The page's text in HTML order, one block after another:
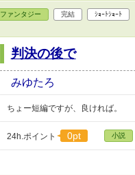
ファンタジー 完結 ｼｮｰﾄｼｮｰﾄ
判決の後で
みゆたろ
ちょー短編ですが、良ければ。
24h.ポイント 0pt 小説